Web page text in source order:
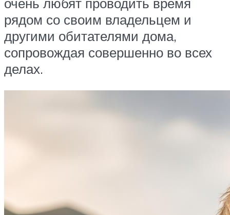
очень любят проводить время
рядом со своим владельцем и
другими обитателями дома,
сопровождая совершенно во всех
делах.